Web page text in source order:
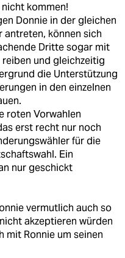
kommen!
Donnie in der gleichen
antreten, können sich
Dritte sogar mit
und gleichzeitig
die Unterstützung
in den einzelnen
roten Vorwahlen
erst recht nur noch
für die
Ein
nur geschickt
vermutlich auch so
akzeptieren würden
mit Ronnie um seinen